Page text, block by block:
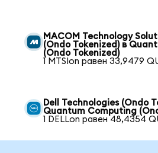
MACOM Technology
(Ondo Tokenized) в
(Ondo Tokenized)
1 MTSIon равен 33,9479
Dell Technologies (Ondo
Quantum Computing
1 DELLon равен 48,4354